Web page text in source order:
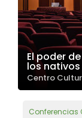
El poder
los
Centro
Conferencias